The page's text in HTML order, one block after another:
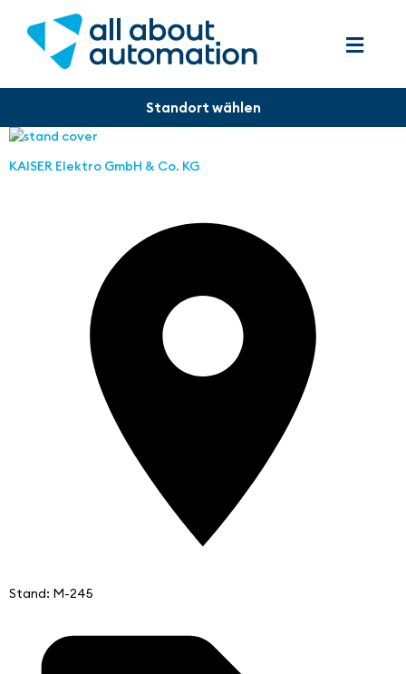
KAISER Elektro GmbH & Co. KG
Stand: M-245